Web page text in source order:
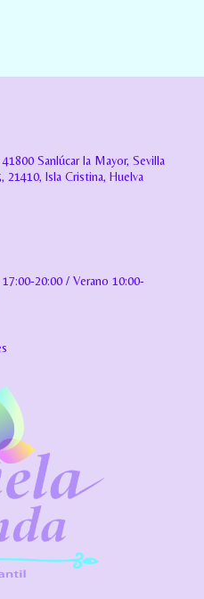
Sanlúcar la Mayor, Sevilla
21410, Isla Cristina, Huelva
20:00 / Verano 10:00-